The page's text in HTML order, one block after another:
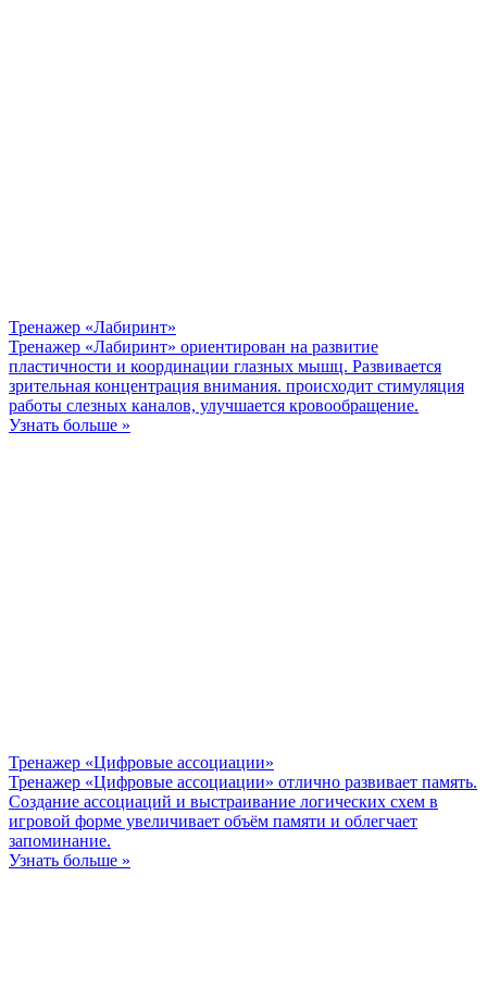
Тренажер «Лабиринт»
Тренажер «Лабиринт» ориентирован на развитие
пластичности и координации глазных мышц. Развивается
зрительная концентрация внимания. происходит стимуляция
работы слезных каналов, улучшается кровообращение.
Узнать больше »
Тренажер «Цифровые ассоциации»
Тренажер «Цифровые ассоциации» отлично развивает память.
Создание ассоциаций и выстраивание логических схем в
игровой форме увеличивает объём памяти и облегчает
запоминание.
Узнать больше »